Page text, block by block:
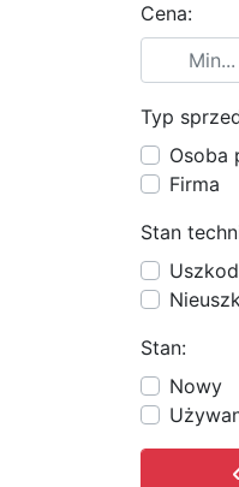
Cena:
Typ
Osoba
Firma
Stan
Stan:
Nowy